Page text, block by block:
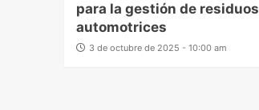
para la gestión de residuos
automotrices
3 de octubre de 2025 - 10:00 am